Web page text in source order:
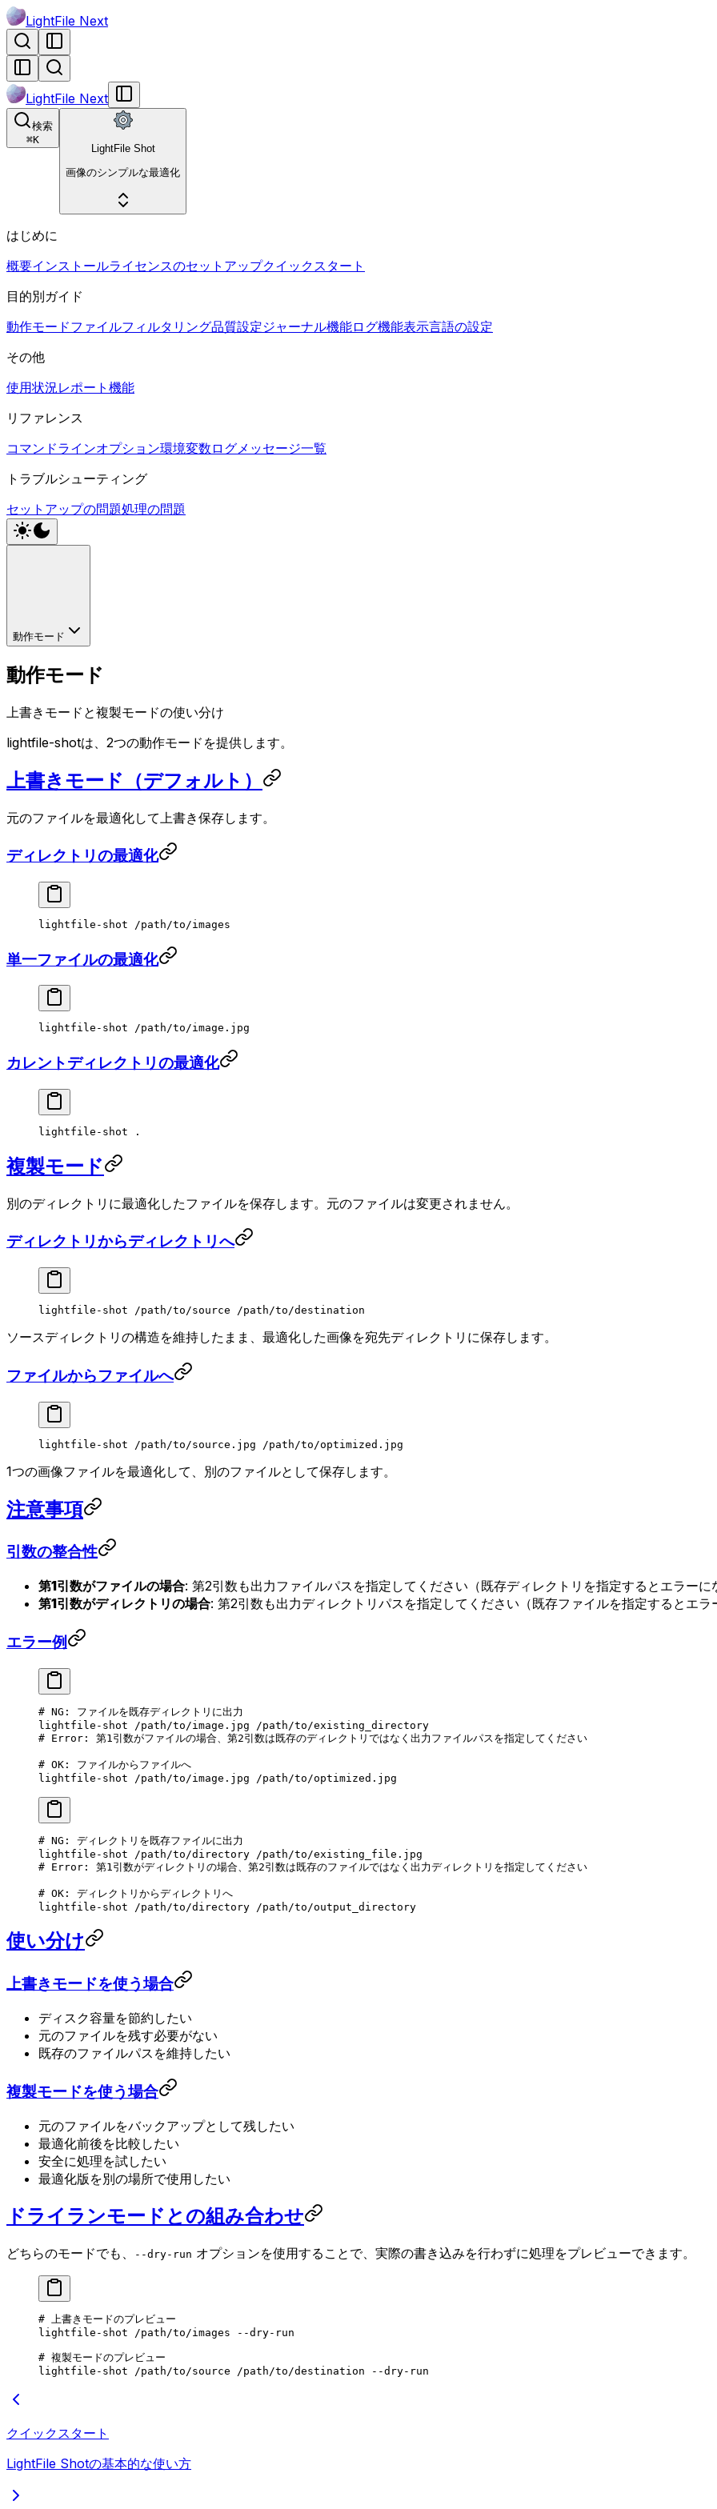
LightFile Next
LightFile Next
検索
⌘K
LightFile Shot
画像のシンプルな最適化
はじめに
概要インストールライセンスのセットアップクイックスタート
目的別ガイド
動作モードファイルフィルタリング品質設定ジャーナル機能ログ機能表示言語の設定
その他
使用状況レポート機能
リファレンス
コマンドラインオプション環境変数 ログメッセージ一覧
トラブルシューティング
セットアップの問題処理の問題
動作モード
動作モード
上書きモードと複製モードの使い分け
lightfile-shotは、2つの動作モードを提供します。
上書きモード（デフォルト）
元のファイルを最適化して上書き保存します。
ディレクトリの最適化
lightfile-shot /path/to/images
単一ファイルの最適化
lightfile-shot /path/to/image.jpg
カレントディレクトリの最適化
lightfile-shot .
複製モード
別のディレクトリに最適化したファイルを保存します。元のファイルは変更されません。
ディレクトリからディレクトリへ
lightfile-shot /path/to/source /path/to/destination
ソースディレクトリの構造を維持したまま、最適化した画像を宛先ディレクトリに保存します。
ファイルからファイルへ
lightfile-shot /path/to/source.jpg /path/to/optimized.jpg
1つの画像ファイルを最適化して、別のファイルとして保存します。
注意事項
引数の整合性
第1引数がファイルの場合: 第2引数も出力ファイルパスを指定してください（既存ディレクトリを指定するとエラーに
第1引数がディレクトリの場合: 第2引数も出力ディレクトリパスを指定してください（既存ファイルを指定するとエラ
エラー例
# NG: ファイルを既存ディレクトリに出力
lightfile-shot /path/to/image.jpg /path/to/existing_directory
# Error: 第1引数がファイルの場合、第2引数は既存のディレクトリではなく出力ファイルパスを指定してください
# OK: ファイルからファイルへ
lightfile-shot /path/to/image.jpg /path/to/optimized.jpg
# NG: ディレクトリを既存ファイルに出力
lightfile-shot /path/to/directory /path/to/existing_file.jpg
# Error: 第1引数がディレクトリの場合、第2引数は既存のファイルではなく出力ディレクトリを指定してください
# OK: ディレクトリからディレクトリへ
lightfile-shot /path/to/directory /path/to/output_directory
使い分け
上書きモードを使う場合
ディスク容量を節約したい
元のファイルを残す必要がない
既存のファイルパスを維持したい
複製モードを使う場合
元のファイルをバックアップとして残したい
最適化前後を比較したい
安全に処理を試したい
最適化版を別の場所で使用したい
ドライランモードとの組み合わせ
どちらのモードでも、 --dry-run オプションを使用することで、実際の書き込みを行わずに処理をプレビューできます。
# 上書きモードのプレビュー
lightfile-shot /path/to/images --dry-run
# 複製モードのプレビュー
lightfile-shot /path/to/source /path/to/destination --dry-run
クイックスタート
LightFile Shotの基本的な使い方